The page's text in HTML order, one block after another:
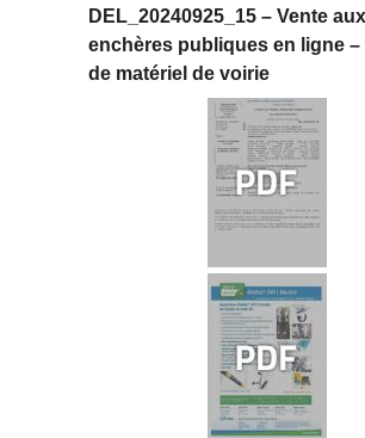
DEL_20240925_15 – Vente aux
enchères publiques en ligne –
de matériel de voirie